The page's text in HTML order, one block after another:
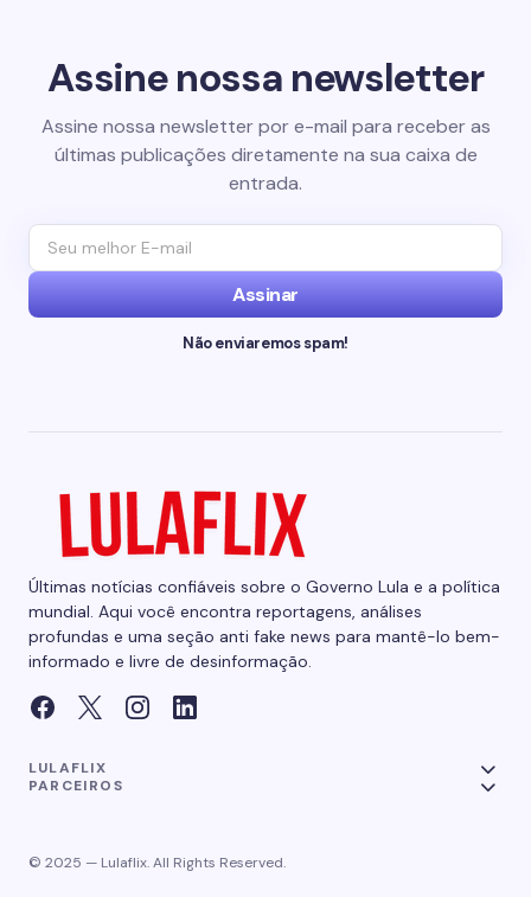
Assine nossa newsletter
Assine nossa newsletter por e-mail para receber as
últimas publicações diretamente na sua caixa de
entrada.
Assinar
Não enviaremos spam!
Últimas notícias confiáveis sobre o Governo Lula e a política
mundial. Aqui você encontra reportagens, análises
profundas e uma seção anti fake news para mantê-lo bem-
informado e livre de desinformação.
LULAFLIX
PARCEIROS
© 2025 — Lulaflix. All Rights Reserved.